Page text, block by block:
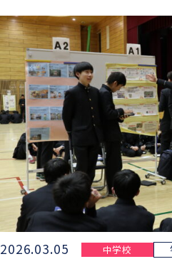
2026.03.05 中学校